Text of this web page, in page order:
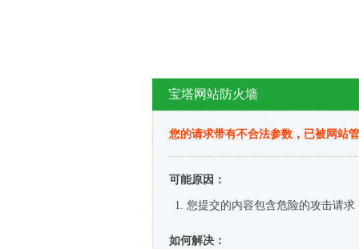
宝塔网站防火墙
您的请求带有不合法参数，已被网站
可能原因：
您提交的内容包含危险的攻击请求
如何解决：